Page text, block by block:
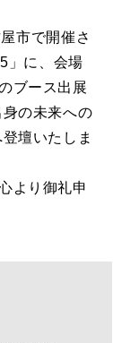
市で開催さ
」に、会場
ブース出展
の未来への
壇いたしま
より御礼申